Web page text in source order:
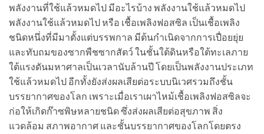
พลังงานที่ใช้แล้วหมดไป มีอะไรบ้าง พลังงานใช้แล้วหมดไป
พลังงานใช้แล้วหมดไป หรือ เชื้อเพลิงฟอสซิล เป็นเชื้อเพลิง
ชนิดหนึ่งที่มีมาตั้งแต่บรรพกาล มีต้นกำเนิดจากการเปื่อยยุ่ย
และทับถมของซากพืชซากสัตว์ ในชั้นใต้ดินหรือใต้ทะเลภาย
ใต้แรงดันมหาศาลเป็นเวลานับล้านปี โดยเป็นพลังงานประเภท
ใช้แล้วหมดไป อีกทั้งยังส่งผลเสียต่อระบบนิเวศรวมถึงชั้น
บรรยากาศของโลก เพราะเมื่อเราเผาไหม้เชื้อเพลิงฟอสซิลจะ
ก่อให้เกิดก๊าซพิษหลายชนิด ซึ่งส่งผลเสียต่อสุขภาพ สิ่ง
แวดล้อม สภาพอากาศ และชั้นบรรยากาศของโลกโดยตรง